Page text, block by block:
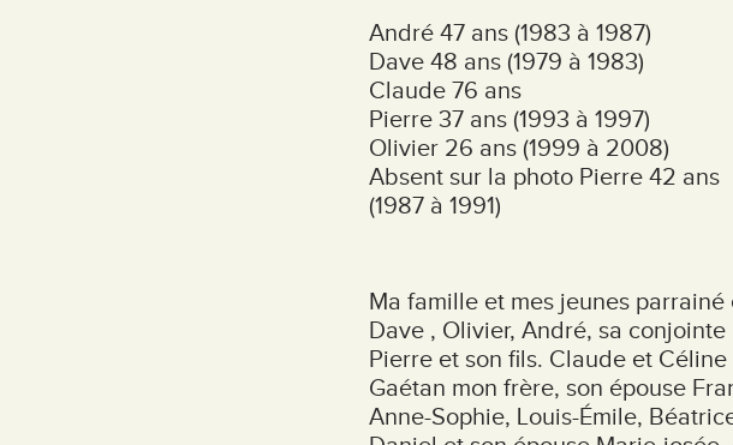
André 47 ans (1983 à 1987)
Dave 48 ans (1979 à 1983)
Claude 76 ans
Pierre 37 ans (1993 à 1997)
Olivier 26 ans (1999 à 2008)
Absent sur la photo Pierre 42 ans
(1987 à 1991)
Ma famille et mes jeunes
Dave , Olivier, André, sa
Pierre et son fils. Claude et
Gaétan mon frère, son épouse
Anne-Sophie, Louis-Émile,